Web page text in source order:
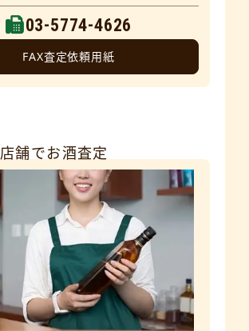
03-5774-4626
FAX査定依頼用紙
店舗でお酒査定